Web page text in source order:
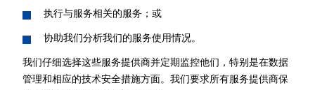
执行与服务相关的服务；或
协助我们分析我们的服务使用情况。
我们仔细选择这些服务提供商并定期监控他们，特别是在数据
管理和相应的技术安全措施方面。我们要求所有服务提供商保